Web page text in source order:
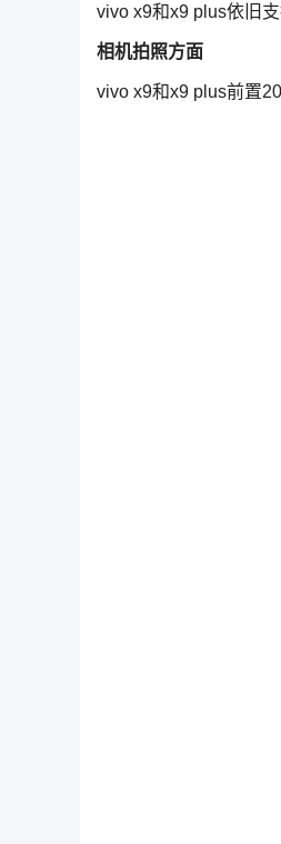
vivo x9和x9 plus依旧
相机拍照方面
vivo x9和x9 plus前置